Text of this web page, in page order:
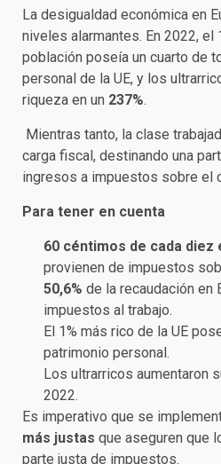
La desigualdad económica en
niveles alarmantes. En 2022, el
población poseía un cuarto de
personal de la UE, y los
riqueza en un 237%.
Mientras tanto, la clase
carga fiscal, destinando una
ingresos a impuestos sobre el
Para tener en cuenta
60 céntimos de cada diez
provienen de impuestos
50,6% de la recaudación en
impuestos al trabajo.
El 1% más rico de la UE
patrimonio personal.
Los ultrarricos aumentaron
2022.
Es imperativo que se
más justas que aseguren que
parte justa de impuestos.